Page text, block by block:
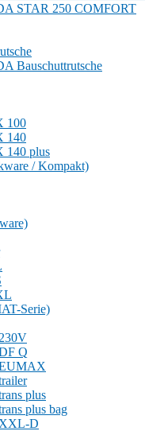
STAR 250 COMFORT
Bauschuttrutsche
100
140
140 plus
/ Kompakt)
Serie)
Q
plus
plus bag
D